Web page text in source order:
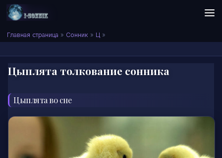
Skip to content
Сонник I-SONNIK.COM
Главная страница » Сонник » Ц »
Цыплята толкование сонника
Цыплята во сне